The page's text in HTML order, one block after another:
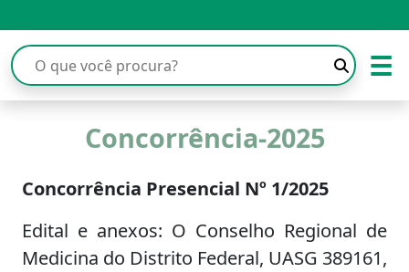
☰
Concorrência-2025
Concorrência Presencial Nº 1/2025
Edital e anexos: O Conselho Regional de
Medicina do Distrito Federal, UASG 389161,